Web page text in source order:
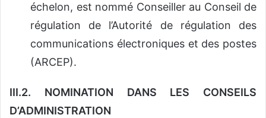
échelon, est nommé Conseiller au Conseil de
régulation de l’Autorité de régulation des
communications électroniques et des postes
(ARCEP).
III.2. NOMINATION DANS LES CONSEILS
D’ADMINISTRATION